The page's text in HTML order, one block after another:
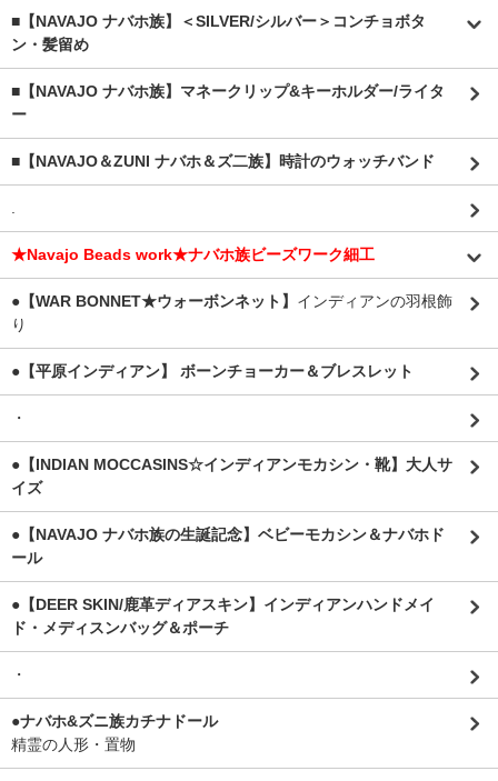
■【NAVAJO ナバホ族】＜SILVER/シルバー＞コンチョボタ
ン・髪留め
■【NAVAJO ナバホ族】マネークリップ&キーホルダー/ライタ
ー
■【NAVAJO＆ZUNI ナバホ＆ズ二族】時計のウォッチバンド
★Navajo Beads work★ナバホ族ビーズワーク細工
●【WAR BONNET★ウォーボンネット】 インディアンの羽根飾
り
●【平原インディアン】 ボーンチョーカー＆ブレスレット
・
●【INDIAN MOCCASINS☆インディアンモカシン・靴】大人サ
イズ
●【NAVAJO ナバホ族の生誕記念】ベビーモカシン＆ナバホド
ール
●【DEER SKIN/鹿革ディアスキン】インディアンハンドメイ
ド・メディスンバッグ＆ポーチ
・
●ナバホ&ズニ族カチナドール
精霊の人形・置物